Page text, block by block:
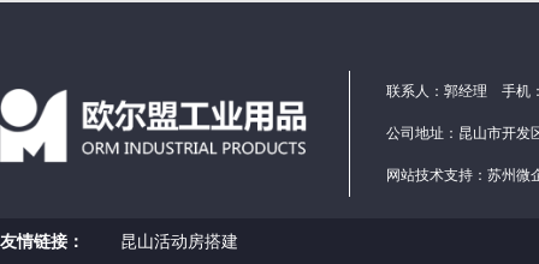
联系人：郭经理 手机
公司地址：昆山市开
网站技术支持： 苏州微
友情链接： 昆山活动房搭建